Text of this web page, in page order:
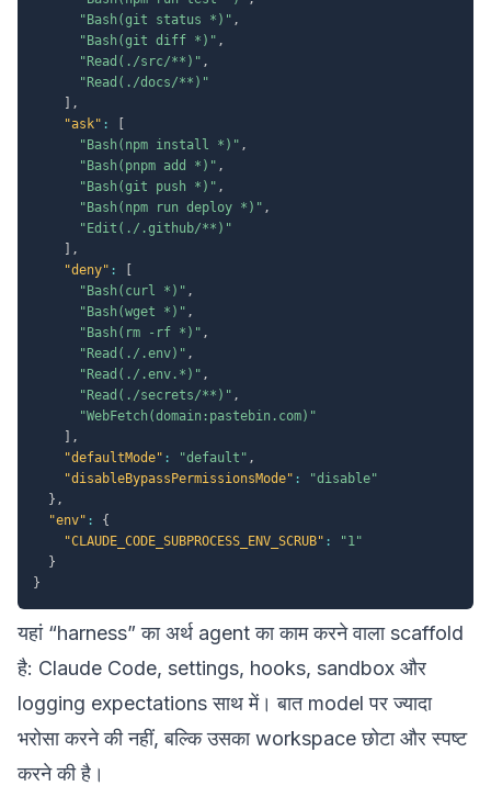
"Bash(git status *)" ,
"Bash(git diff *)" ,
"Read(./src/**)" ,
"Read(./docs/**)"
,
"ask" :
"Bash(npm install *)" ,
"Bash(pnpm add *)" ,
"Bash(git push *)" ,
"Bash(npm run deploy *)" ,
"Edit(./.github/**)"
,
"deny" :
"Bash(curl *)" ,
"Bash(wget *)" ,
"Bash(rm -rf *)" ,
"Read(./.env)" ,
"Read(./.env.*)" ,
"Read(./secrets/**)" ,
"WebFetch(domain:pastebin.com)"
,
"defaultMode" : "default" ,
"disableBypassPermissionsMode" :
"disable"
} ,
"env" :
{
"CLAUDE_CODE_SUBPROCESS_ENV_SCRUB" :
"1"
}
}
यहां “harness” का अर्थ agent का काम करने वाला scaffold
है: Claude Code, settings, hooks, sandbox और
logging expectations साथ में। बात model पर ज्यादा
भरोसा करने की नहीं, बल्कि उसका workspace छोटा और स्पष्ट
करने की है।